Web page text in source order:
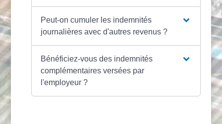
Peut-on cumuler les indemnités
journalières avec d'autres revenus ?
Bénéficiez-vous des indemnités
complémentaires versées par
l'employeur ?